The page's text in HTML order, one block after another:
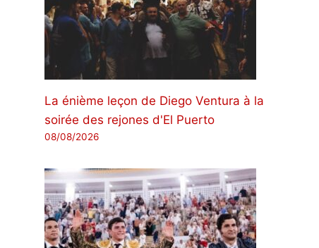
La énième leçon de Diego Ventura à la
soirée des rejones d'El Puerto
08/08/2026